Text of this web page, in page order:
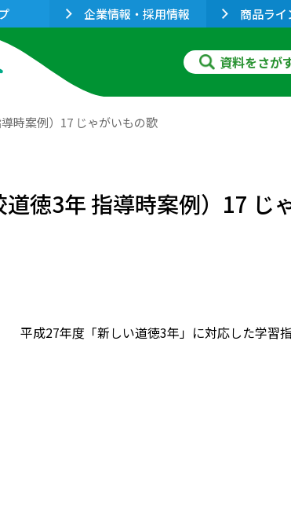
企業情報・採用情報 商品ライ
資料をさが
時案例）17 じゃがいもの歌
道徳3年 指導時案例）17 じ
平成27年度「新しい道徳3年」に対応した学習